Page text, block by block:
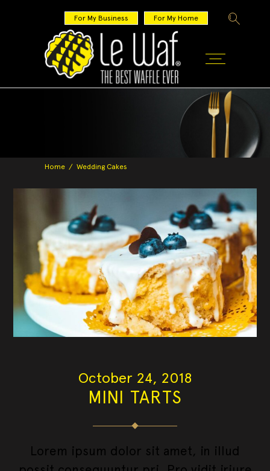
For My Business For My Home
Home / Wedding Cakes
October 24, 2018
MINI TARTS
Lorem ipsum dolor sit amet, in illud